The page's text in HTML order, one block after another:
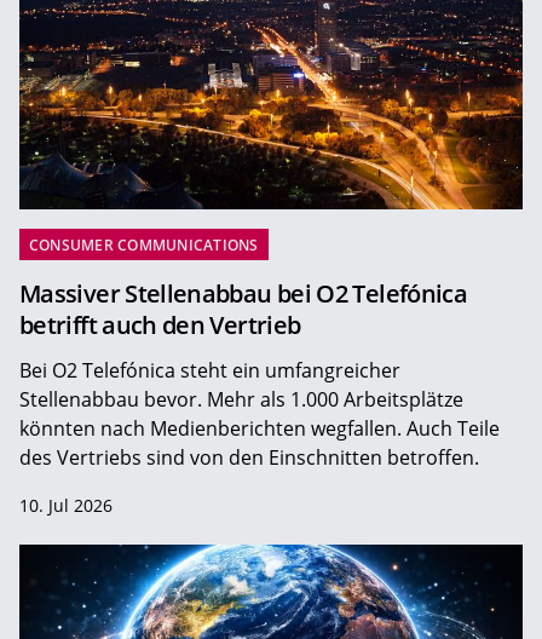
CONSUMER COMMUNICATIONS
Massiver Stellenabbau bei O2 Telefónica
betrifft auch den Vertrieb
Bei O2 Telefónica steht ein umfangreicher
Stellenabbau bevor. Mehr als 1.000 Arbeitsplätze
könnten nach Medienberichten wegfallen. Auch Teile
des Vertriebs sind von den Einschnitten betroffen.
10. Jul 2026